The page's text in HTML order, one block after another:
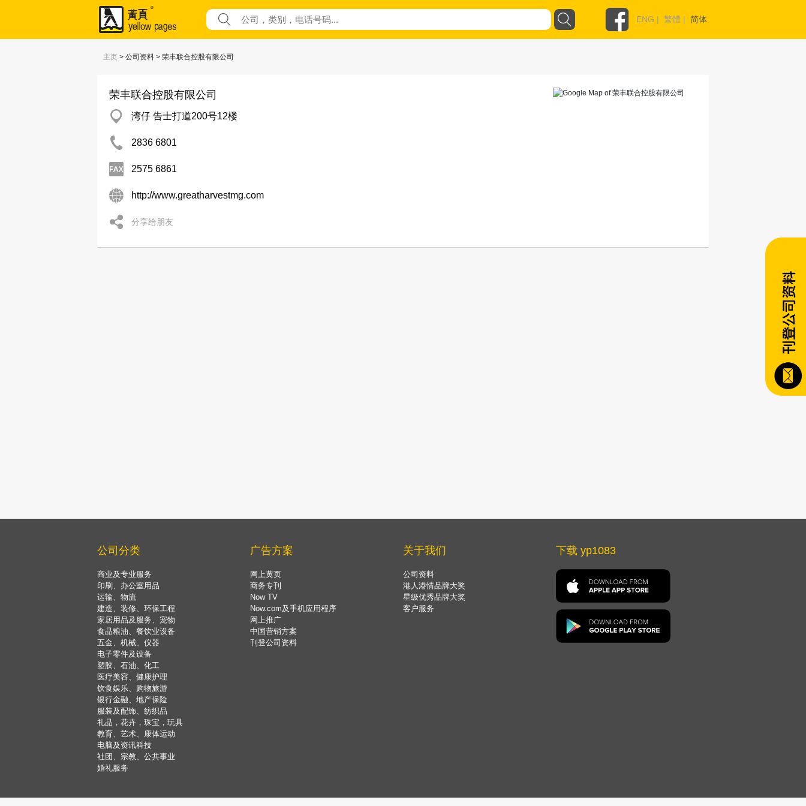
ENG | 繁體 | 简体
主页 > 公司资料 > 荣丰联合控股有限公司
荣丰联合控股有限公司
湾仔 告士打道200号12楼
2836 6801
2575 6861
http://www.greatharvestmg.com
分享给朋友
公司分类
商业及专业服务
印刷、办公室用品
运输、物流
建造、装修、环保工程
家居用品及服务、宠物
食品粮油、餐饮业设备
五金、机械、仪器
电子零件及设备
塑胶、石油、化工
医疗美容、健康护理
饮食娱乐、购物旅游
银行金融、地产保险
服装及配饰、纺织品
礼品，花卉，珠宝，玩具
教育、艺术、康体运动
电脑及资讯科技
社团、宗教、公共事业
婚礼服务
广告方案
网上黄页
商务专刊
Now TV
Now.com及手机应用程序
网上推广
中国营销方案
刊登公司资料
关于我们
公司资料
港人港情品牌大奖
星级优秀品牌大奖
客户服务
下载 yp1083